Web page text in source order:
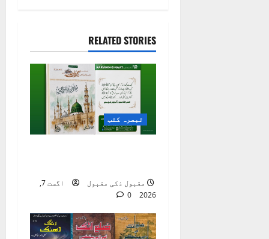
v
i
i
o
n
RELATED STORIES
تبصرہ کتب
مقبول ذکی مقبول
اگست 7,
2026
0